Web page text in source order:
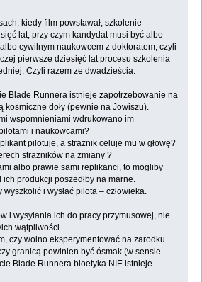
kiedy film powstawał, szkolenie
lat, przy czym kandydat musi być albo
cywilnym naukowcem z doktoratem, czyli
pierwsze dziesięć lat procesu szkolenia
Czyli razem ze dwadzieścia.
Blade Runnera istnieje zapotrzebowanie na
kosmiczne doły (pewnie na Jowiszu).
wspomnieniami wdrukowano im
i naukowcami?
pilotuje, a strażnik celuje mu w głowę?
strażników na zmiany ?
albo prawie sami replikanci, to mogliby
ich produkcji poszedłby na marne.
wyszkolić i wysłać pilota – człowieka.
i wysyłania ich do pracy przymusowej, nie
wątpliwości.
czy wolno eksperymentować na zarodku
granicą powinien być ósmak (w sensie
Blade Runnera bioetyka NIE istnieje.